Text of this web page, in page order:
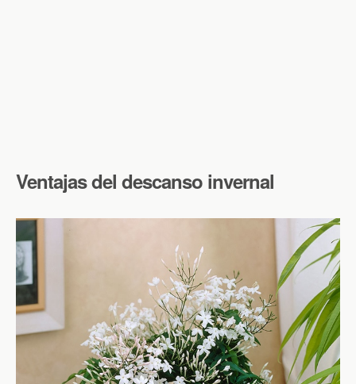
Ventajas del descanso invernal